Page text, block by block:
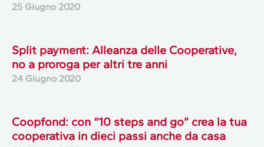
25 Giugno 2020
Split payment: Alleanza delle Cooperative,
no a proroga per altri tre anni
24 Giugno 2020
Coopfond: con “10 steps and go” crea la tua
cooperativa in dieci passi anche da casa